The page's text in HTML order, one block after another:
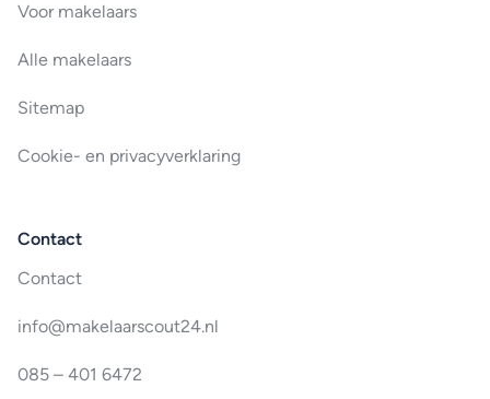
Voor makelaars
Alle makelaars
Sitemap
Cookie- en privacyverklaring
Contact
Contact
info@makelaarscout24.nl
085 – 401 6472